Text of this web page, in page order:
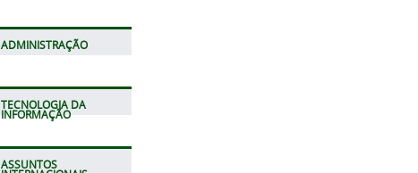
ADMINISTRAÇÃO
TECNOLOGIA DA
INFORMAÇÃO
ASSUNTOS